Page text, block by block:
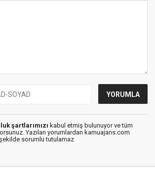
şartlarımızı kabul etmiş bulunuyor ve tüm
Yazılan yorumlardan kamuajans.com
sorumlu tutulamaz